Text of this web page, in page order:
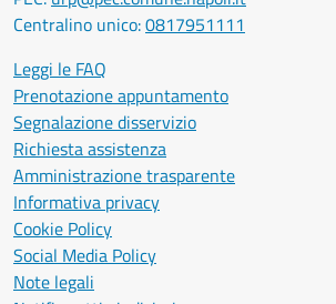
Centralino unico:0817951111
Leggi le FAQ
Prenotazione appuntamento
Segnalazione disservizio
Richiesta assistenza
Amministrazione trasparente
Informativa privacy
Cookie Policy
Social Media Policy
Note legali